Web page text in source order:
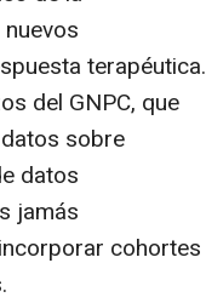
terapéutica.
del GNPC, que
sobre
datos
jamás
cohortes